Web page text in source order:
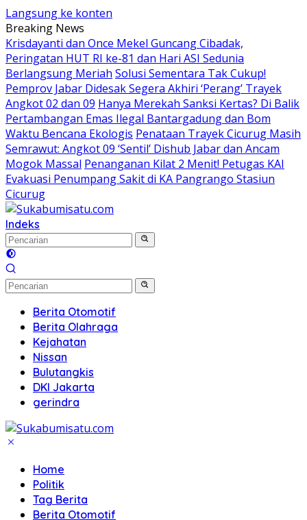
Langsung ke konten
Breaking News
Krisdayanti dan Once Mekel Guncang Cibadak,
Peringatan HUT RI ke-81 dan Hari ASI Sedunia
Berlangsung Meriah Solusi Sementara Tak Cukup!
Pemprov Jabar Didesak Segera Akhiri ‘Perang’ Trayek
Angkot 02 dan 09 Hanya Merekah Sanksi Kertas? Di Balik
Pertambangan Emas Ilegal Bantargadung dan Bom
Waktu Bencana Ekologis Penataan Trayek Cicurug Masih
Semrawut: Angkot 09 ‘Sentil’ Dishub Jabar dan Ancam
Mogok Massal Penanganan Kilat 2 Menit! Petugas KAI
Evakuasi Penumpang Sakit di KA Pangrango Stasiun
Cicurug
Indeks
Berita Otomotif
Berita Olahraga
Kejahatan
Nissan
Bulutangkis
DKI Jakarta
gerindra
Home
Politik
Tag Berita
Berita Otomotif